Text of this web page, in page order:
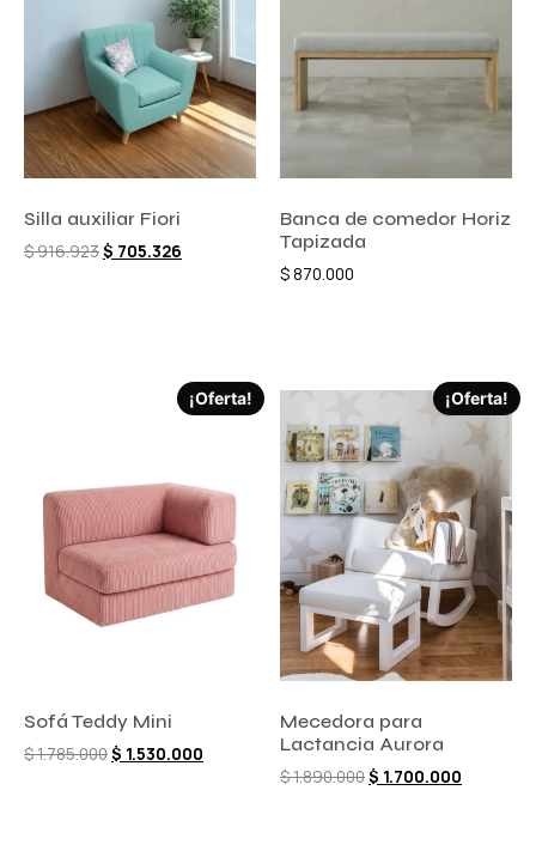
Silla auxiliar Fiori
$916.923$ 705.326
Banca de comedor Horiz
Tapizada
$ 870.000
¡Oferta!
Sofá Teddy Mini
$1.785.000$ 1.530.000
¡Oferta!
Mecedora para
Lactancia Aurora
$1.890.000$ 1.700.000